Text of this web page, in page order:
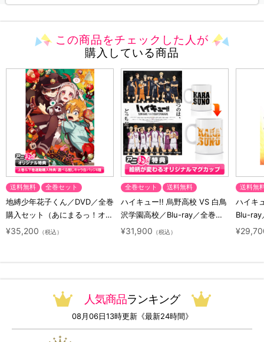
この商品をチェックした人が
購入している商品
送料無料 全巻セット
地縛少年花子くん／DVD／全巻
購入セット（あにまるっ！オリ
ジナル特典付き・送料無料）
¥35,200 （税込）
全巻セット 送料無料
ハイキュー!! 烏野高校 VS 白鳥
沢学園高校／Blu-ray／全巻セ
ット（初回生産限定・アニまる
¥31,900 （税込）
送料無
ハイキ
Blu-ray
ト（初
人気商品ランキング
08月06日13時更新《最新24時間》